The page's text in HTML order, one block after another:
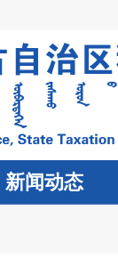
新闻动态
新闻动态